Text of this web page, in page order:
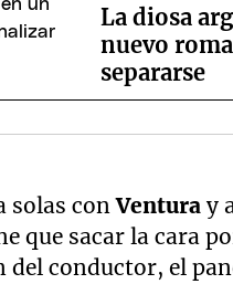
La diosa
nuevo
separarse
solas conVenturay
que sacar la cara
del conductor, el